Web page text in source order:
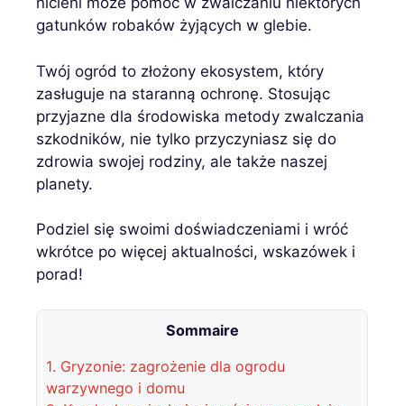
gatunków robaków żyjących w glebie.
Twój ogród to złożony ekosystem, który
zasługuje na staranną ochronę. Stosując
przyjazne dla środowiska metody zwalczania
szkodników, nie tylko przyczyniasz się do
zdrowia swojej rodziny, ale także naszej
planety.
Podziel się swoimi doświadczeniami i wróć
wkrótce po więcej aktualności, wskazówek i
porad!
Sommaire
1. Gryzonie: zagrożenie dla ogrodu
warzywnego i domu